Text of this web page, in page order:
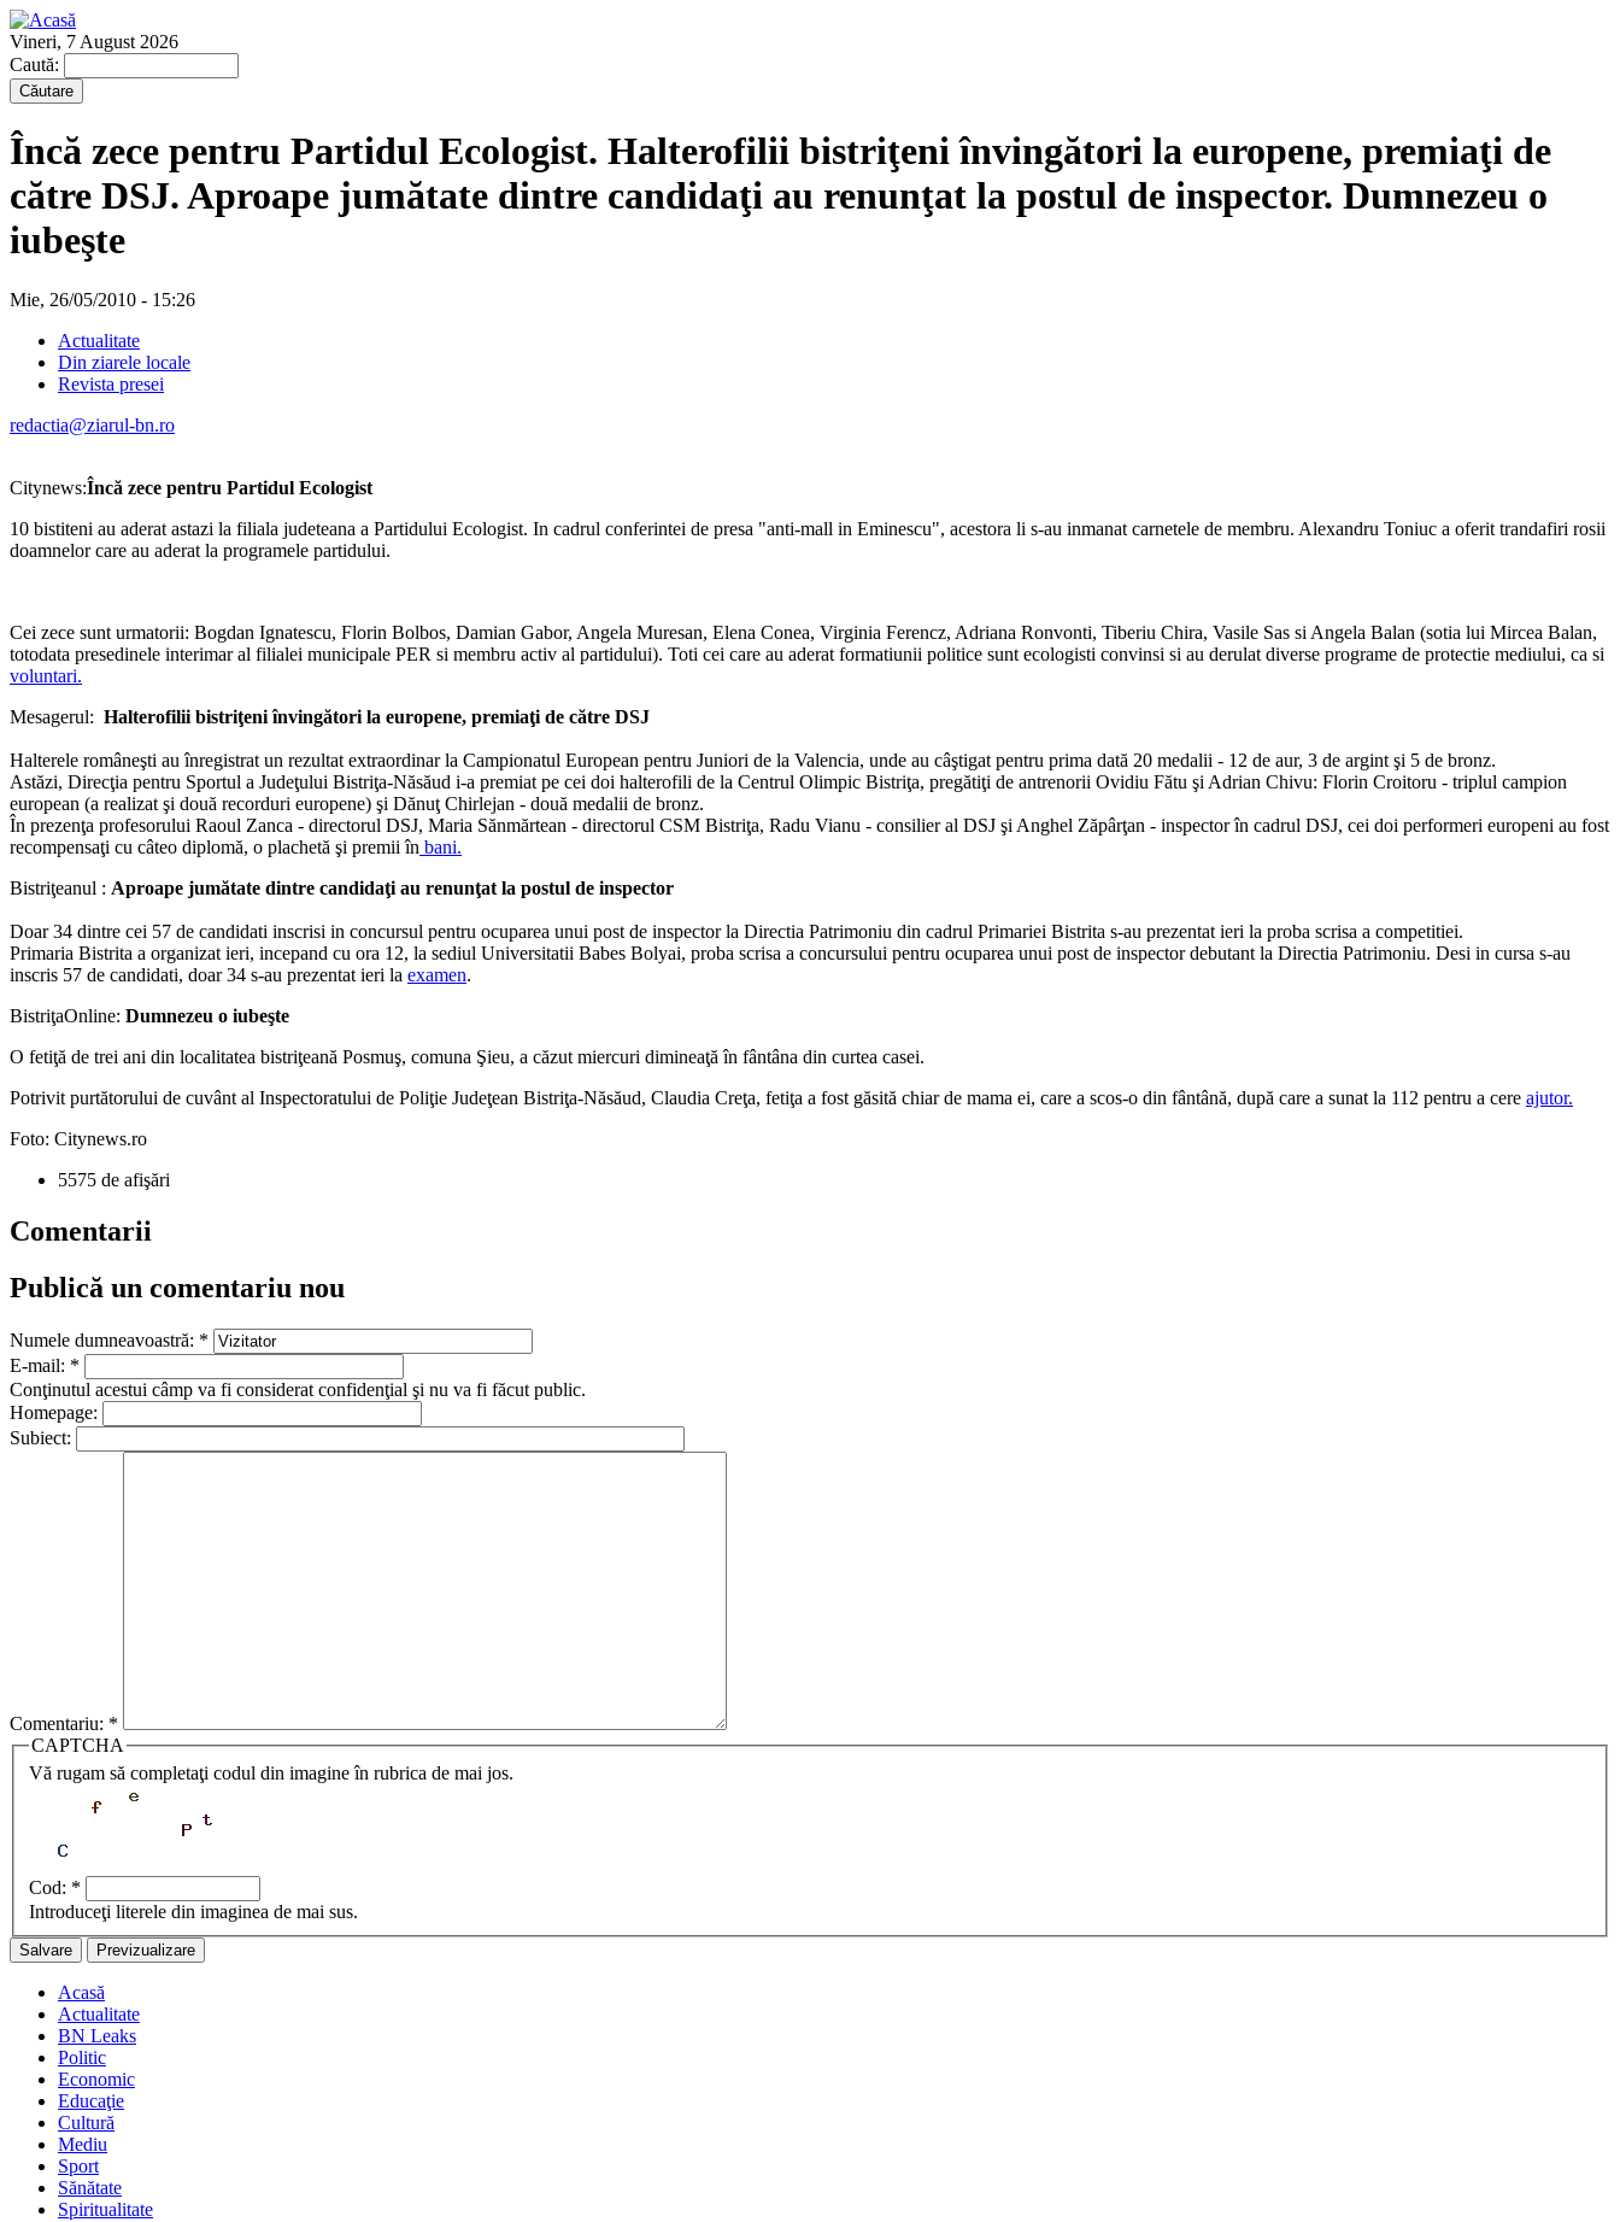
Vineri, 7 August 2026
Caută:
Încă zece pentru Partidul Ecologist. Halterofilii bistriţeni învingători la europene, premiaţi de
către DSJ. Aproape jumătate dintre candidaţi au renunţat la postul de inspector. Dumnezeu o
iubeşte
Mie, 26/05/2010 - 15:26
Actualitate
Din ziarele locale
Revista presei
redactia@ziarul-bn.ro
Citynews:Încă zece pentru Partidul Ecologist
10 bistiteni au aderat astazi la filiala judeteana a Partidului Ecologist. In cadrul conferintei de presa "anti-mall in Eminescu", acestora li s-au inmanat carnetele de membru. Alexandru Toniuc a oferit trandafiri rosii
doamnelor care au aderat la programele partidului.
Cei zece sunt urmatorii: Bogdan Ignatescu, Florin Bolbos, Damian Gabor, Angela Muresan, Elena Conea, Virginia Ferencz, Adriana Ronvonti, Tiberiu Chira, Vasile Sas si Angela Balan (sotia lui Mircea Balan,
totodata presedinele interimar al filialei municipale PER si membru activ al partidului). Toti cei care au aderat formatiunii politice sunt ecologisti convinsi si au derulat diverse programe de protectie mediului, ca si
voluntari.
Mesagerul: Halterofilii bistriţeni învingători la europene, premiaţi de către DSJ
Halterele româneşti au înregistrat un rezultat extraordinar la Campionatul European pentru Juniori de la Valencia, unde au câştigat pentru prima dată 20 medalii - 12 de aur, 3 de argint şi 5 de bronz.
Astăzi, Direcţia pentru Sportul a Judeţului Bistriţa-Năsăud i-a premiat pe cei doi halterofili de la Centrul Olimpic Bistriţa, pregătiţi de antrenorii Ovidiu Fătu şi Adrian Chivu: Florin Croitoru - triplul campion
european (a realizat şi două recorduri europene) şi Dănuţ Chirlejan - două medalii de bronz.
În prezenţa profesorului Raoul Zanca - directorul DSJ, Maria Sănmărtean - directorul CSM Bistriţa, Radu Vianu - consilier al DSJ şi Anghel Zăpârţan - inspector în cadrul DSJ, cei doi performeri europeni au fost
recompensaţi cu câteo diplomă, o plachetă şi premii în bani.
Bistriţeanul : Aproape jumătate dintre candidaţi au renunţat la postul de inspector
Doar 34 dintre cei 57 de candidati inscrisi in concursul pentru ocuparea unui post de inspector la Directia Patrimoniu din cadrul Primariei Bistrita s-au prezentat ieri la proba scrisa a competitiei.
Primaria Bistrita a organizat ieri, incepand cu ora 12, la sediul Universitatii Babes Bolyai, proba scrisa a concursului pentru ocuparea unui post de inspector debutant la Directia Patrimoniu. Desi in cursa s-au
inscris 57 de candidati, doar 34 s-au prezentat ieri la examen.
BistriţaOnline: Dumnezeu o iubeşte
O fetiţă de trei ani din localitatea bistriţeană Posmuş, comuna Şieu, a căzut miercuri dimineaţă în fântâna din curtea casei.
Potrivit purtătorului de cuvânt al Inspectoratului de Poliţie Judeţean Bistriţa-Năsăud, Claudia Creţa, fetiţa a fost găsită chiar de mama ei, care a scos-o din fântână, după care a sunat la 112 pentru a cere ajutor.
Foto: Citynews.ro
5575 de afişări
Comentarii
Publică un comentariu nou
Numele dumneavoastră: *
E-mail: *
Conţinutul acestui câmp va fi considerat confidenţial şi nu va fi făcut public.
Homepage:
Subiect:
Comentariu: *
CAPTCHA
Vă rugam să completaţi codul din imagine în rubrica de mai jos.
Cod: *
Introduceţi literele din imaginea de mai sus.
Acasă
Actualitate
BN Leaks
Politic
Economic
Educaţie
Cultură
Mediu
Sport
Sănătate
Spiritualitate